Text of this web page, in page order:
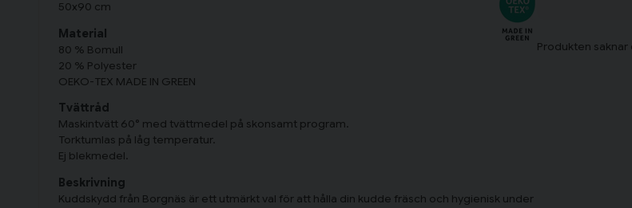
50x90 cm
Material
80 % Bomull
20 % Polyester
OEKO-TEX MADE IN GREEN
Tvättråd
Maskintvätt 60° med tvättmedel på skonsamt program.
Torktumlas på låg temperatur.
Ej blekmedel.
Beskrivning
Kuddskydd från Borgnäs är ett utmärkt val för att hålla din kudde fräsch och hygienisk under